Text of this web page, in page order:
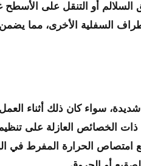
السلالم أو التنقل على
السفلية الأخرى، مما
سواء كان ذلك أثناء
الخصائص العازلة على
الحرارة المفرط في